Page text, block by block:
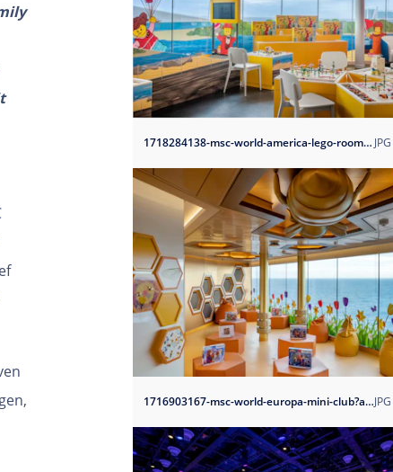
1718284138-msc-world-america-lego-room?auto=format JPG
1716903167-msc-world-europa-mini-club?auto=formatJPG